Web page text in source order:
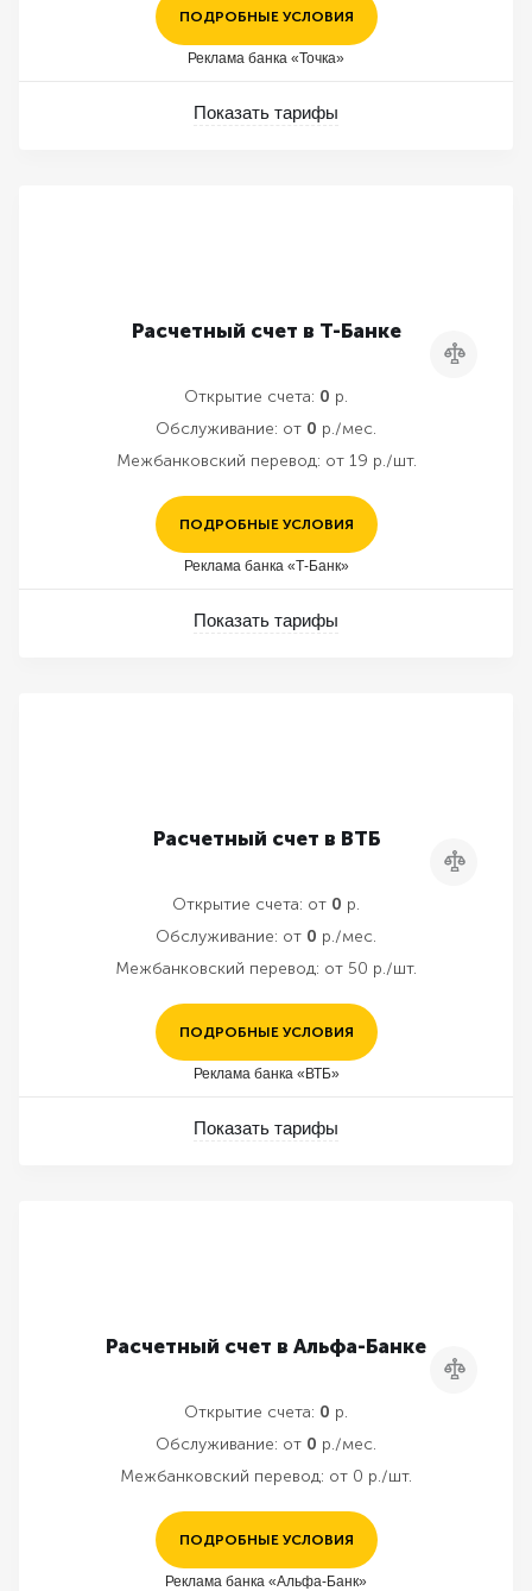
ПОДРОБНЫЕ УСЛОВИЯ
Реклама банка «Точка»
Показать тарифы
Расчетный счет в Т-Банке
Сравнить
Открытие счета: 0 р.
Обслуживание: от 0 р./мес.
Межбанковский перевод: от 19 р./шт.
ПОДРОБНЫЕ УСЛОВИЯ
Реклама банка «Т-Банк»
Показать тарифы
Расчетный счет в ВТБ
Сравнить
Открытие счета: от 0 р.
Обслуживание: от 0 р./мес.
Межбанковский перевод: от 50 р./шт.
ПОДРОБНЫЕ УСЛОВИЯ
Реклама банка «ВТБ»
Показать тарифы
Расчетный счет в Альфа-Банке
Сравнить
Открытие счета: 0 р.
Обслуживание: от 0 р./мес.
Межбанковский перевод: от 0 р./шт.
ПОДРОБНЫЕ УСЛОВИЯ
Реклама банка «Альфа-Банк»